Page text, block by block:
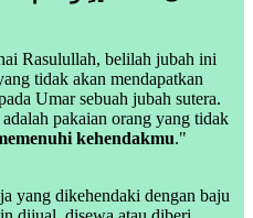
Rasulullah, belilah jubah ini
tidak akan mendapatkan
Umar sebuah jubah sutera.
pakaian orang yang tidak
kehendakmu."
yang dikehendaki dengan baju